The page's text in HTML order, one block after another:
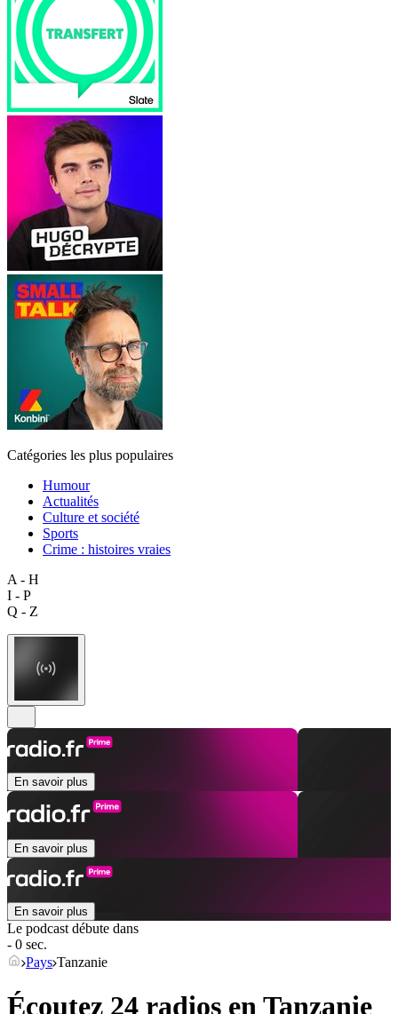
Catégories les plus populaires
Humour
Actualités
Culture et société
Sports
Crime : histoires vraies
A - H
I - P
Q - Z
En savoir plus
En savoir plus
En savoir plus
Le podcast débute dans
- 0 sec.
Pays Tanzanie
Écoutez 24 radios en Tanzanie